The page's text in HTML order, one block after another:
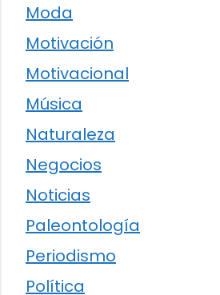
Moda
Motivación
Motivacional
Música
Naturaleza
Negocios
Noticias
Paleontología
Periodismo
Política